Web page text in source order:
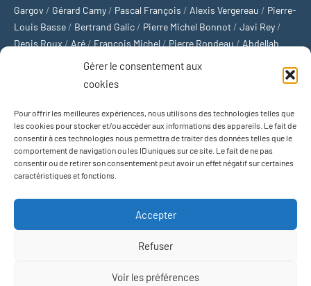
Gérer le consentement aux
cookies
Pour offrir les meilleures expériences, nous utilisons des technologies telles que
les cookies pour stocker et/ou accéder aux informations des appareils. Le fait de
consentir à ces technologies nous permettra de traiter des données telles que le
comportement de navigation ou les ID uniques sur ce site. Le fait de ne pas
consentir ou de retirer son consentement peut avoir un effet négatif sur certaines
caractéristiques et fonctions.
Accepter
Refuser
Voir les préférences
Gargov / Gérard Camy / Pascal François / Alexis Vergereau / Pierre-
Louis Basse / Bertrand Galic / Pierre Michel Bonnot / Javi Rey /
Denis Roux / Aré / François Michel / Pierre Rondeau / Abdellah
Michaël Delépine
Football/ Cyclisme/Tous les sports/Jeux olympiques/Rugby/
Basket-ball/Sports US/Boxe/Tennis/Bateaux/Formule 1/
Moto/Natation/Sports d'hiver/Marathon/Trail/Automobile
Baseball/Golf/Athlétisme
Football gaélique
Sports de combat